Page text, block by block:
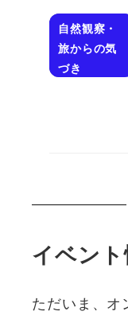
自然観察・
旅からの気
づき
イベント
ただいま、オ